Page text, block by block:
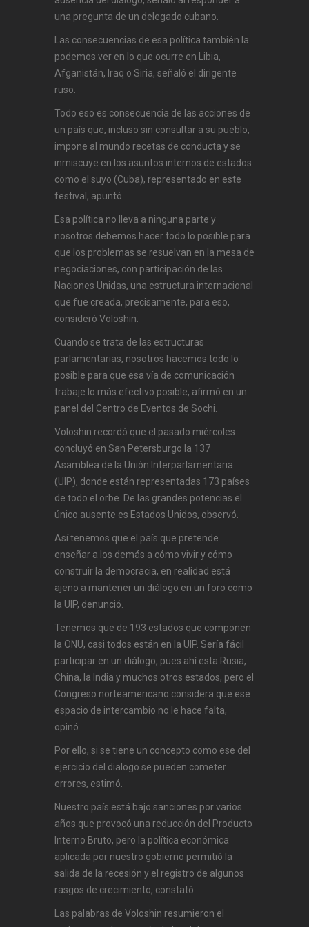
una pregunta de un delegado cubano.
Las consecuencias de esa política también la
podemos ver en lo que ocurre en Libia,
Afganistán, Iraq o Siria, señaló el dirigente
ruso.
Todo eso es consecuencia de las acciones de
un país que, incluso sin consultar a su pueblo,
impone al mundo recetas de conducta y se
inmiscuye en los asuntos internos de estados
como el suyo (Cuba), representado en este
festival, apuntó.
Esa política no lleva a ninguna parte y
nosotros debemos hacer todo lo posible para
que los problemas se resuelvan en la mesa de
negociaciones, con participación de las
Naciones Unidas, una estructura internacional
que fue creada, precisamente, para eso,
consideró Voloshin.
Cuando se trata de las estructuras
parlamentarias, nosotros hacemos todo lo
posible para que esa vía de comunicación
trabaje lo más efectivo posible, afirmó en un
panel del Centro de Eventos de Sochi.
Voloshin recordó que el pasado miércoles
concluyó en San Petersburgo la 137
Asamblea de la Unión Interparlamentaria
(UIP), donde están representadas 173 países
de todo el orbe. De las grandes potencias el
único ausente es Estados Unidos, observó.
Así tenemos que el país que pretende
enseñar a los demás a cómo vivir y cómo
construir la democracia, en realidad está
ajeno a mantener un diálogo en un foro como
la UIP, denunció.
Tenemos que de 193 estados que componen
la ONU, casi todos están en la UIP. Sería fácil
participar en un diálogo, pues ahí esta Rusia,
China, la India y muchos otros estados, pero el
Congreso norteamericano considera que ese
espacio de intercambio no le hace falta,
opinó.
Por ello, si se tiene un concepto como ese del
ejercicio del dialogo se pueden cometer
errores, estimó.
Nuestro país está bajo sanciones por varios
años que provocó una reducción del Producto
Interno Bruto, pero la política económica
aplicada por nuestro gobierno permitió la
salida de la recesión y el registro de algunos
rasgos de crecimiento, constató.
Las palabras de Voloshin resumieron el